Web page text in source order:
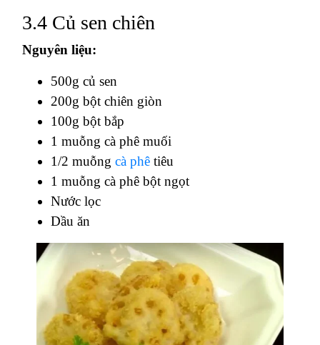
3.4 Củ sen chiên
Nguyên liệu:
500g củ sen
200g bột chiên giòn
100g bột bắp
1 muỗng cà phê muối
1/2 muỗng cà phê tiêu
1 muỗng cà phê bột ngọt
Nước lọc
Dầu ăn